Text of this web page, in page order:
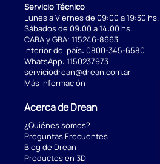
Servicio Técnico
Lunes a Viernes de 09:00 a 19:30 hs.
Sábados de 09:00 a 14:00 hs.
CABA y GBA: 115246-8663
Interior del país: 0800-345-6580
WhatsApp: 1150237973
serviciodrean@drean.com.ar
Más información
Acerca de Drean
¿Quiénes somos?
Preguntas Frecuentes
Blog de Drean
Productos en 3D